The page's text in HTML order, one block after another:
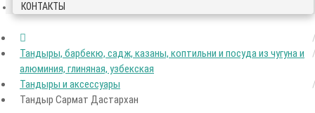
КОНТАКТЫ
Тандыры, барбекю, садж, казаны, коптильни и посуда из чугуна и
алюминия, глиняная, узбекская
Тандыры и аксессуары
Тандыр Сармат Дастархан